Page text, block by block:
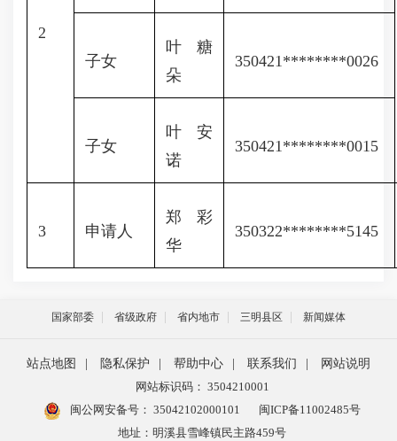
2
子女
叶糖
朵
350421********0026
子女
叶安
诺
350421********0015
3 申请人
郑彩
华
350322********5145
国家部委 省级政府 省内地市 三明县区 新闻媒体
站点地图 隐私保护 帮助中心 联系我们
网站说明
网站标识码： 3504210001
闽公网安备号： 35042102000101
闽ICP备11002485号
地址：明溪县雪峰镇民主路459号